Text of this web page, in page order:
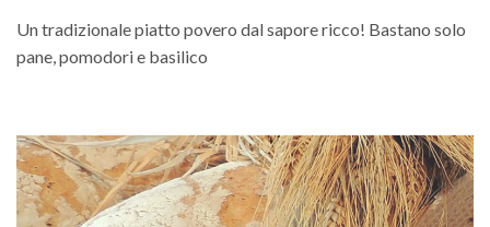
Un tradizionale piatto povero dal sapore ricco! Bastano solo
pane, pomodori e basilico